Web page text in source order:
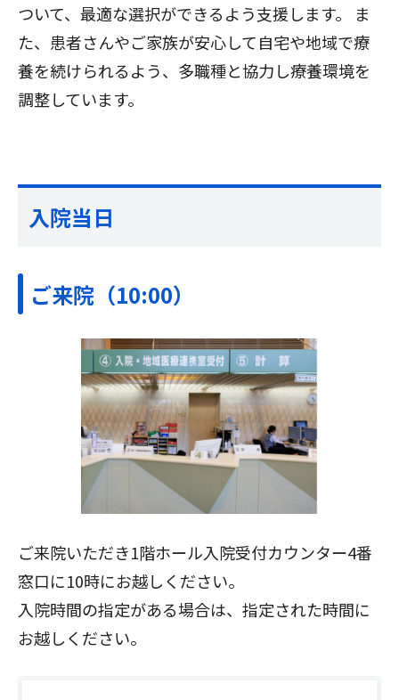
ついて、最適な選択ができるよう支援します。 ま
た、患者さんやご家族が安心して自宅や地域で療
養を続けられるよう、多職種と協力し療養環境を
調整しています。
入院当日
ご来院（10:00）
ご来院いただき1階ホール入院受付カウンター4番
窓口に10時にお越しください。
入院時間の指定がある場合は、指定された時間に
お越しください。